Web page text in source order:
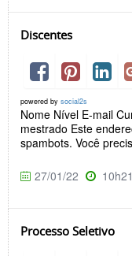
Discentes
powered by social2s
Nome Nível E-mail
mestrado Este
spambots. Você
27/01/22 10h21
Processo Seletivo